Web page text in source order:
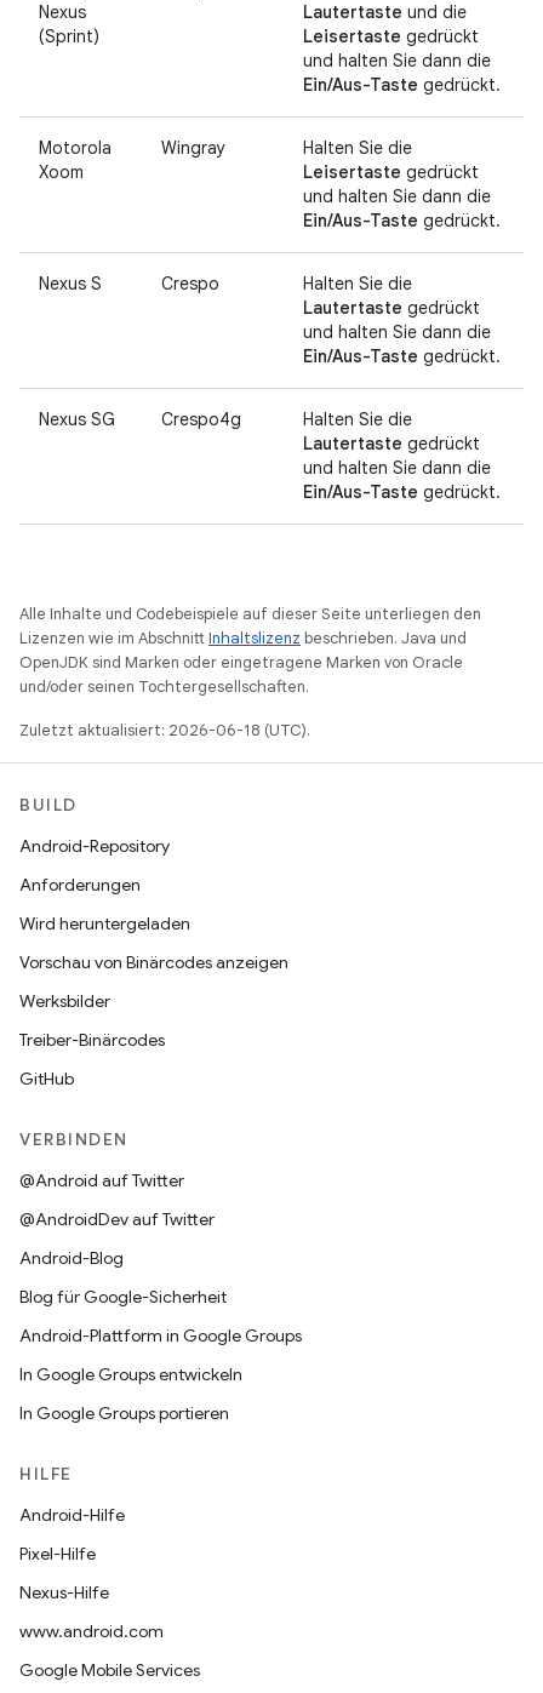
Nexus
(Sprint)
Lautertaste und die
Leisertaste gedrückt
und halten Sie dann die
Ein/Aus-Taste gedrückt.
Motorola
Xoom
Wingray
Halten Sie die
Leisertaste gedrückt
und halten Sie dann die
Ein/Aus-Taste gedrückt.
Nexus S Crespo
Halten Sie die
Lautertaste gedrückt
und halten Sie dann die
Ein/Aus-Taste gedrückt.
Nexus SG Crespo4g
Halten Sie die
Lautertaste gedrückt
und halten Sie dann die
Ein/Aus-Taste gedrückt.
Alle Inhalte und Codebeispiele auf dieser Seite unterliegen den
Lizenzen wie im AbschnittInhaltslizenz beschrieben. Java und
OpenJDK sind Marken oder eingetragene Marken von Oracle
und/oder seinen Tochtergesellschaften.
Zuletzt aktualisiert: 2026-06-18 (UTC).
BUILD
Android-Repository
Anforderungen
Wird heruntergeladen
Vorschau von Binärcodes anzeigen
Werksbilder
Treiber-Binärcodes
GitHub
VERBINDEN
@Android auf Twitter
@AndroidDev auf Twitter
Android-Blog
Blog für Google-Sicherheit
Android-Plattform in Google Groups
In Google Groups entwickeln
In Google Groups portieren
HILFE
Android-Hilfe
Pixel-Hilfe
Nexus-Hilfe
www.android.com
Google Mobile Services